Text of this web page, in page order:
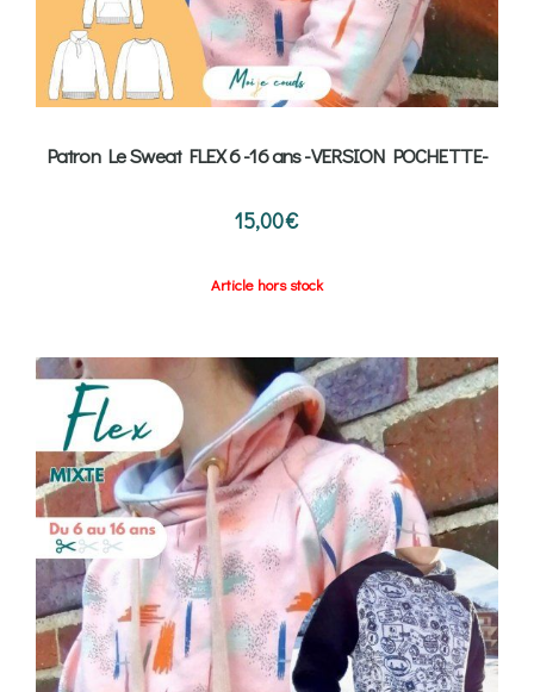
Patron Le Sweat FLEX 6 -16 ans -VERSION POCHETTE-
15,00€
Article hors stock